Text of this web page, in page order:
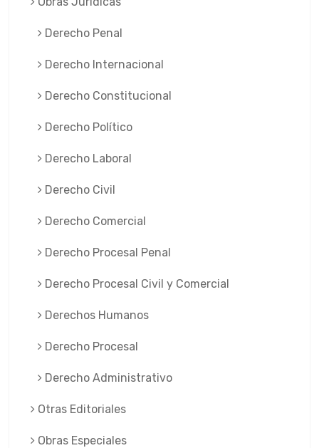
Derecho Penal
Derecho Internacional
Derecho Constitucional
Derecho Político
Derecho Laboral
Derecho Civil
Derecho Comercial
Derecho Procesal Penal
Derecho Procesal Civil y Comercial
Derechos Humanos
Derecho Procesal
Derecho Administrativo
Otras Editoriales
Obras Especiales